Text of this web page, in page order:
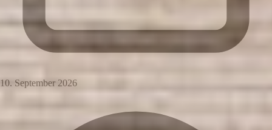
10. September 2026